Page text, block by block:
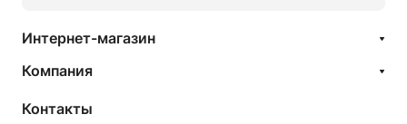
Интернет-магазин
Компания
Контакты